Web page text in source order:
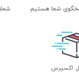
اکسپرس